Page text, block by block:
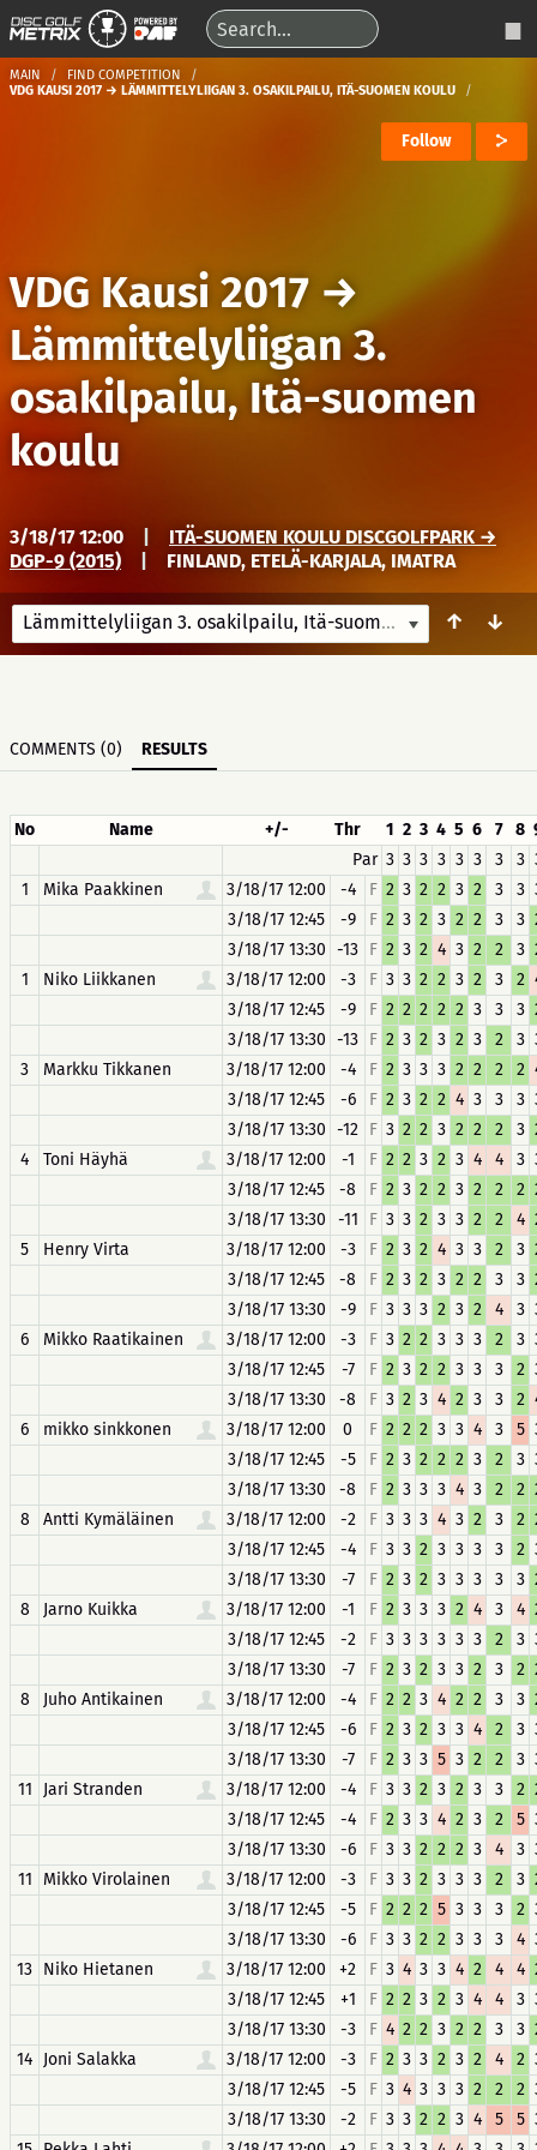
MAIN
FIND COMPETITION
VDG KAUSI 2017 → LÄMMITTELYLIIGAN 3. OSAKILPAILU, ITÄ-SUOMEN KOULU
Follow
VDG Kausi 2017 →
Lämmittelyliigan 3.
osakilpailu, Itä-suomen
koulu
3/18/17 12:00
ITÄ-SUOMEN KOULU DISCGOLFPARK →
DGP-9 (2015)
FINLAND, ETELÄ-KARJALA, IMATRA
Lämmittelyliigan 3. osakilpailu, Itä-suomen koulu 3/18/17
↑ ↓
COMMENTS (0) RESULTS
No Name +/- Thr 1 2 3 4 5 6 7 8
Par 3 3 3 3 3 3 3 3
1
Mika Paakkinen 3/18/17 12:00 -4 F 2 3 2 2 3 2 3 3
3/18/17 12:45
-9 F 2 3 2 3 2 2 3 3
3/18/17 13:30 -13 F 2 3 2 4 3 2 2 3
1
Niko Liikkanen 3/18/17 12:00 -3 F 3 3 2 2 3 2 3 2
3/18/17 12:45
-9 F 2 2 2 2 2 3 3 3
3/18/17 13:30 -13 F 2 3 2 3 2 3 2 3
3
Markku Tikkanen 3/18/17 12:00 -4 F 2 3 3 3 2 2 2 2
3/18/17 12:45
-6 F 2 3 2 2 4 3 3 3
3/18/17 13:30 -12 F 3 2 2 3 2 2 2 3
4
Toni Häyhä 3/18/17 12:00 -1 F 2 2 3 2 3 4 4 3
3/18/17 12:45
-8 F 2 3 2 2 3 2 2 2
3/18/17 13:30
-11 F 3 3 2 3 3 2 2 4
5
Henry Virta 3/18/17 12:00 -3 F 2 3 2 4 3 3 2 3
3/18/17 12:45
-8 F 2 3 2 3 2 2 3 3
3/18/17 13:30
-9 F 3 3 3 2 3 2 4 3
6
Mikko Raatikainen 3/18/17 12:00 -3 F 3 2 2 3 3 3 2 3
3/18/17 12:45
-7 F 2 3 2 2 3 3 3 2
3/18/17 13:30
-8 F 3 2 3 4 2 3 3 2
6
mikko sinkkonen 3/18/17 12:00 0 F 2 2 2 3 3 4 3 5
3/18/17 12:45
-5 F 2 3 2 2 2 3 2 3
3/18/17 13:30
-8 F 2 3 3 3 4 3 2 2
8
Antti Kymäläinen 3/18/17 12:00 -2 F 3 3 3 4 3 2 3 2
3/18/17 12:45
-4 F 3 3 2 3 3 3 3 2
3/18/17 13:30
-7 F 2 3 2 3 3 3 3 3
8
Jarno Kuikka 3/18/17 12:00 -1 F 2 3 3 3 2 4 3 4
3/18/17 12:45
-2 F 3 3 3 3 3 3 2 3
3/18/17 13:30
-7 F 2 3 2 3 3 2 3 2
8
Juho Antikainen 3/18/17 12:00 -4 F 2 2 3 4 2 2 3 3
3/18/17 12:45
-6 F 2 3 2 3 3 4 2 3
3/18/17 13:30
-7 F 2 3 3 5 3 2 2 3
11
Jari Stranden 3/18/17 12:00 -4 F 3 3 2 3 2 3 3 2
3/18/17 12:45
-4 F 2 3 3 4 2 3 2 5
3/18/17 13:30
-6 F 3 3 2 2 2 3 4 3
11
Mikko Virolainen 3/18/17 12:00 -3 F 3 3 2 3 3 3 2 3
3/18/17 12:45
-5 F 2 2 2 5 3 3 3 2
3/18/17 13:30
-6 F 3 3 2 2 3 3 3 4
13 Niko Hietanen 3/18/17 12:00 +2 F 3 4 3 3 4 2 4 4
3/18/17 12:45
+1 F 2 2 3 2 3 4 4 3
3/18/17 13:30
-3 F 4 2 2 3 2 2 3 3
14 Joni Salakka 3/18/17 12:00 -3 F 2 3 3 2 3 2 4 2
3/18/17 12:45
-5 F 3 4 3 3 3 2 2 2
3/18/17 13:30
-2 F 3 3 2 2 3 4 5 5